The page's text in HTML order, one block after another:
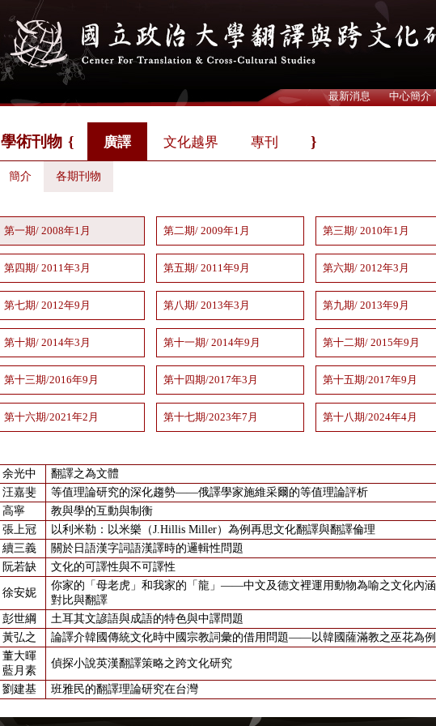
最新消息 中心簡介
學術刊物 廣譯 文化越界 專刊
簡介 各期刊物
第一期/ 2008年1月 第二期/ 2009年1月 第三期/ 2010年1月
第四期/ 2011年3月 第五期/ 2011年9月 第六期/ 2012年3月
第七期/ 2012年9月 第八期/ 2013年3月 第九期/ 2013年9月
第十期/ 2014年3月 第十一期/ 2014年9月 第十二期/ 2015年9月
第十三期/2016年9月 第十四期/2017年3月 第十五期/2017年9月
第十六期/2021年2月 第十七期/2023年7月 第十八期/2024年4月
余光中
翻譯之為文體
汪嘉斐
等值理論研究的深化趨勢——俄譯學家施維采爾的等值理論評析
高寧
教與學的互動與制衡
張上冠
以利米勒：以米樂（J.Hillis Miller）為例再思文化翻譯與翻譯倫理
續三義
關於日語漢字詞語漢譯時的邏輯性問題
阮若缺
文化的可譯性與不可譯性
徐安妮
你家的「母老虎」和我家的「龍」 ——中文及德文裡運用動物為喻之文化內涵
對比與翻譯
彭世綱
土耳其文諺語與成語的特色與中譯問題
黃弘之
論譯介韓國傳統文化時中國宗教詞彙的借用問題——以韓國薩滿教之巫花為例
董大暉
藍月素
偵探小說英漢翻譯策略之跨文化研究
劉建基 班雅民的翻譯理論研究在台灣